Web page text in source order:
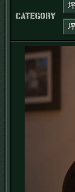
カテ
動
画
レ